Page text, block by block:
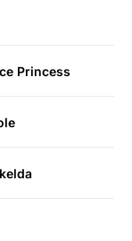
Princess